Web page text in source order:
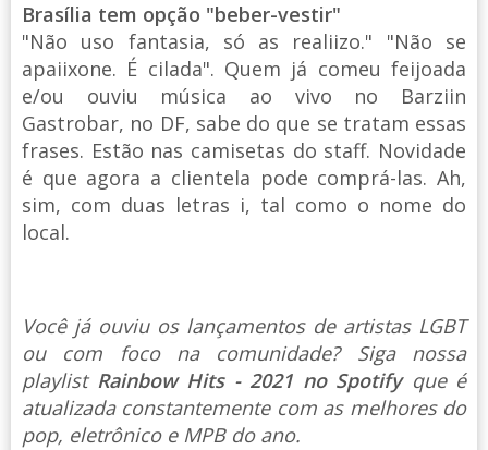
Brasília tem opção "beber-vestir"
"Não uso fantasia, só as realiizo." "Não se
apaiixone. É cilada". Quem já comeu feijoada
e/ou ouviu música ao vivo no Barziin
Gastrobar, no DF, sabe do que se tratam essas
frases. Estão nas camisetas do staff. Novidade
é que agora a clientela pode comprá-las. Ah,
sim, com duas letras i, tal como o nome do
local.
Você já ouviu os lançamentos de artistas LGBT
ou com foco na comunidade? Siga nossa
playlist Rainbow Hits - 2021 no Spotify que é
atualizada constantemente com as melhores do
pop, eletrônico e MPB do ano.